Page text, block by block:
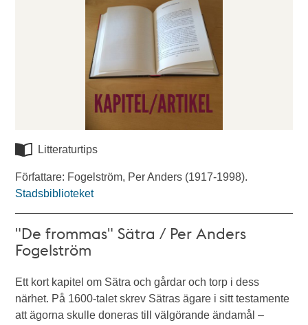
Litteraturtips
Författare: Fogelström, Per Anders (1917-1998).
Stadsbiblioteket
"De frommas" Sätra / Per Anders
Fogelström
Ett kort kapitel om Sätra och gårdar och torp i dess
närhet. På 1600-talet skrev Sätras ägare i sitt testamente
att ägorna skulle doneras till välgörande ändamål –